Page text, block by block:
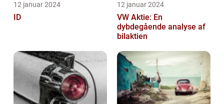
12 januar 2024
ID
12 januar 2024
VW Aktie: En
dybdegående analyse af
bilaktien